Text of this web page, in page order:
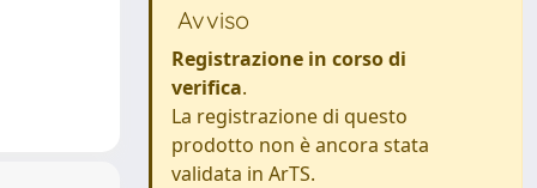
Avviso
Registrazione in corso di
verifica.
La registrazione di questo
prodotto non è ancora stata
validata in ArTS.